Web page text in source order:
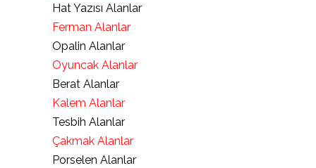
Hat Yazısı Alanlar
Ferman Alanlar
Opalin Alanlar
Oyuncak Alanlar
Berat Alanlar
Kalem Alanlar
Tesbih Alanlar
Çakmak Alanlar
Porselen Alanlar